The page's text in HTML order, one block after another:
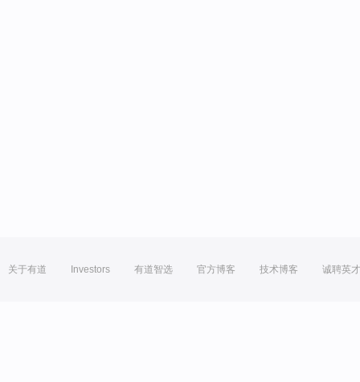
关于有道 Investors 有道智选 官方博客 技术博客 诚聘英才